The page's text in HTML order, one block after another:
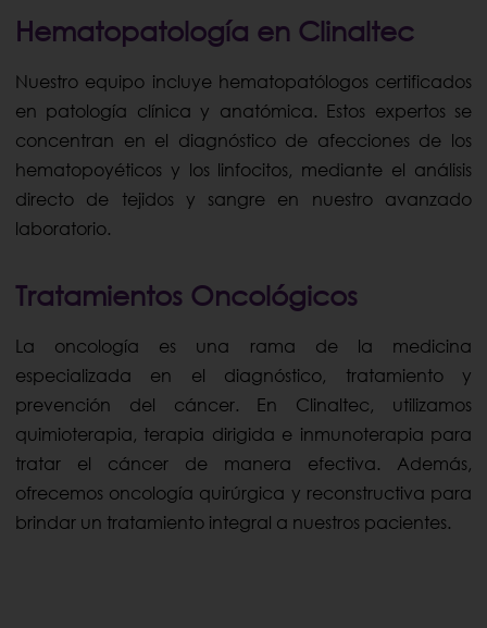
Hematopatología en Clinaltec
Nuestro equipo incluye hematopatólogos certificados
en patología clínica y anatómica. Estos expertos se
concentran en el diagnóstico de afecciones de los
hematopoyéticos y los linfocitos, mediante el análisis
directo de tejidos y sangre en nuestro avanzado
laboratorio.
Tratamientos Oncológicos
La oncología es una rama de la medicina
especializada en el diagnóstico, tratamiento y
prevención del cáncer. En Clinaltec, utilizamos
quimioterapia, terapia dirigida e inmunoterapia para
tratar el cáncer de manera efectiva. Además,
ofrecemos oncología quirúrgica y reconstructiva para
brindar un tratamiento integral a nuestros pacientes.